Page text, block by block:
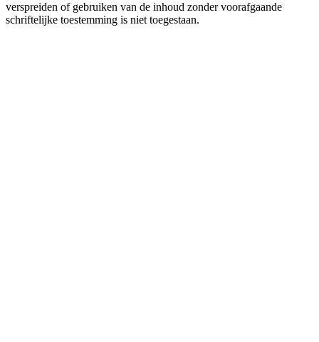
verspreiden of gebruiken van de inhoud zonder voorafgaande
schriftelijke toestemming is niet toegestaan.